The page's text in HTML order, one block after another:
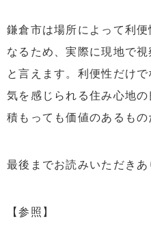
鎌倉市は場所によって利
なるため、実際に現地で
と言えます。利便性だけ
気を感じられる住み心地
積もっても価値のあるもの
最後までお読みいただきあ
【参照】